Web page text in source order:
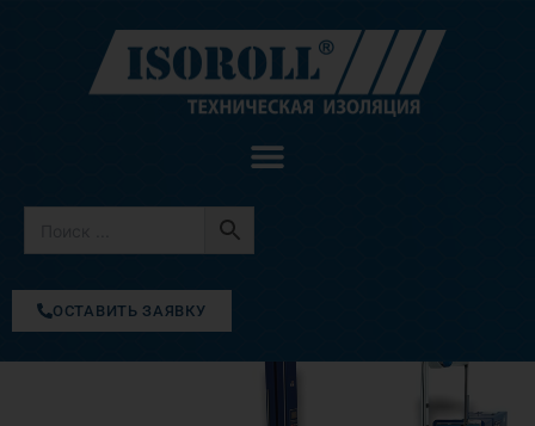
содержимому
ОСТАВИТЬ ЗАЯВКУ